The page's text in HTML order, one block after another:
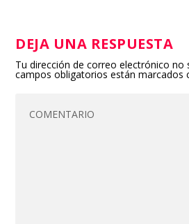
DEJA UNA RESPUESTA
Tu dirección de correo electrónico no
campos obligatorios están marcados